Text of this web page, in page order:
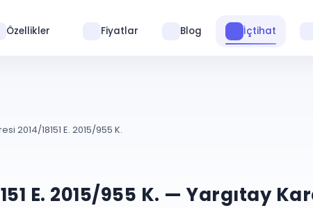
Özellikler Fiyatlar Blog İçtihat
2014/18151 E. 2015/955 K.
E. 2015/955 K. — Yargıtay